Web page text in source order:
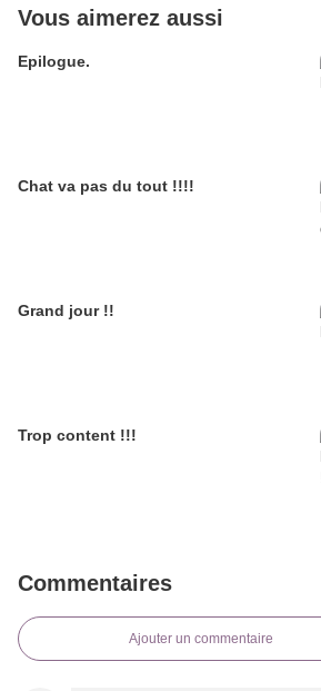
Vous aimerez aussi
Epilogue.
Chat va pas du tout !!!!
Grand jour !!
Trop content !!!
Commentaires
Ajouter un commentaire